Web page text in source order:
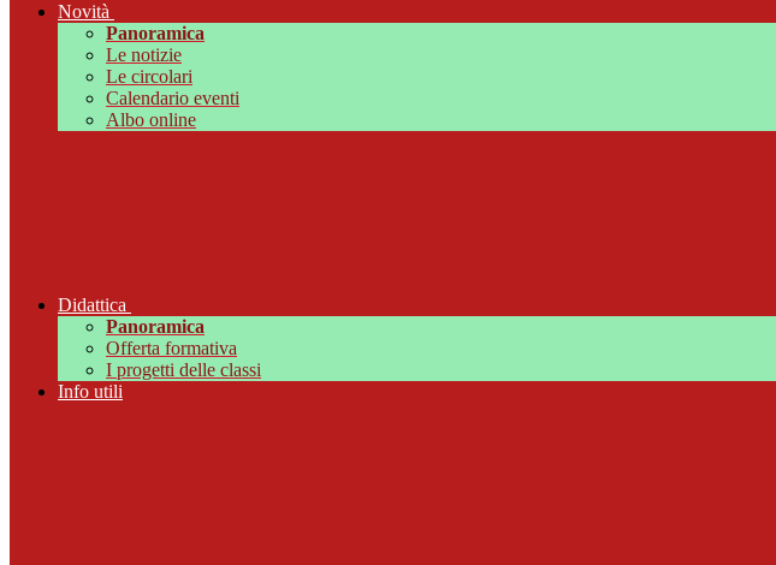
Novità
Panoramica
Le notizie
Le circolari
Calendario eventi
Albo online
Didattica
Panoramica
Offerta formativa
I progetti delle classi
Info utili